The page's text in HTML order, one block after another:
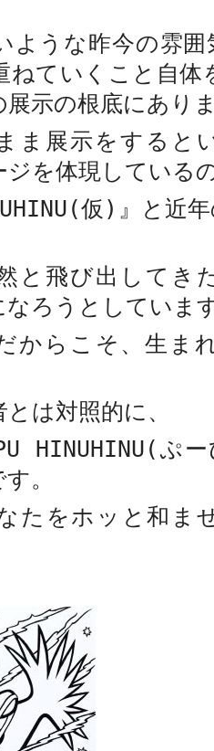
ような昨今の雰
ねていくこと自体
示の根底にあり
ま展示をすると
を体現している
仮 ) 』と近
と飛び出してき
ろうとしていま
からこそ、生ま
は対照的に、
HINUHINU(ぷ
。
たをホッと和ま